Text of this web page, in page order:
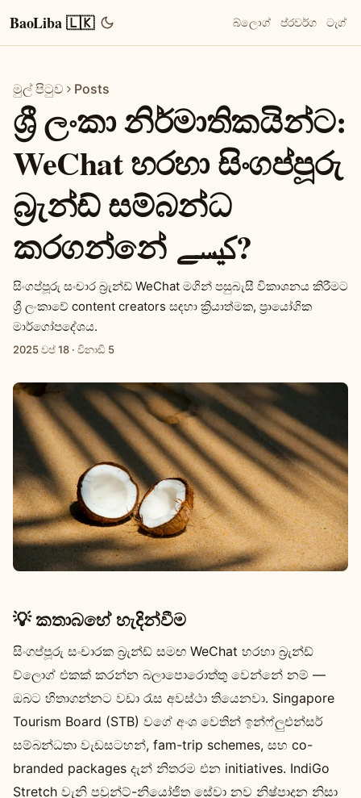
BaoLiba 🇱🇰 බ්ලොග් ප්රවර්ග ටැග්
මුල් පිටුව Posts
ශ්‍රී ලංකා නිර්මාතිකයින්ට:
WeChat හරහා සිංගප්පූරු
බ්‍රැන්ඩ් සම්බන්ධ
කරගන්නේ کیسے?
සිංගප්පූරු සංචාර බ්‍රැන්ඩ් WeChat මගින් පසුබැසී විකාශනය කිරීමට
ශ්‍රී ලංකාවේ content creators සඳහා ක්‍රියාත්මක, ප්‍රායෝගික
මාර්ගෝපදේශය.
2025 වප් 18 · විනාඩි 5
💡 කතාබහේ හැදින්වීම
සිංගප්පූරු සංචාරක බ්‍රැන්ඩ් සමඟ WeChat හරහා බ්‍රැන්ඩ්
ව්ලොග් එකක් කරන්න බලාපොරොත්තු වෙන්නේ නම් —
ඔබට හිතාගන්නට වඩා රැස අවස්ථා තියෙනවා. Singapore
Tourism Board (STB) වගේ අංශ වෙතින් ඉන්ෆ්ලුඑන්සර්‍
සම්බන්ධතා වැඩසටහන්, fam-trip schemes, සහ co-
branded packages දැන් නිතරම එන initiatives. IndiGo
Stretch වැනි පවුන්ට්-නියෝජිත සේවා නව නිෂ්පාදන නිසා